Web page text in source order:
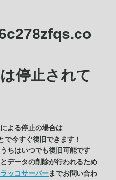
停止されて
よる停止の場合は
で今すぐ復旧できます！
ちはいつでも復旧可能です
データの削除が行われるため
ラッコサーバーまでお問い合わ